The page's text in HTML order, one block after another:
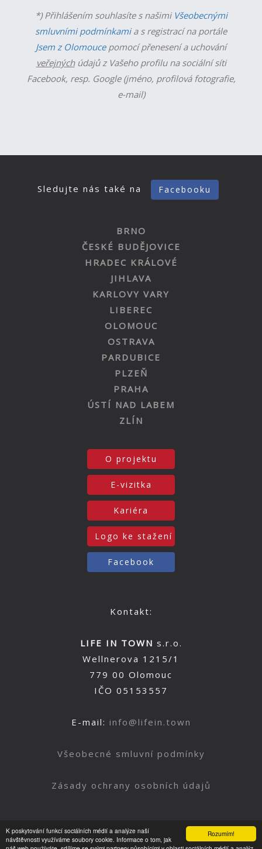
Rozumím!
K poskytování funkcí sociálních médií a analýze naší
návštěvnosti využíváme soubory cookie. Informace o tom, jak
*) Přihlášením souhlasíte s našimi Všeobecnými
smluvními podmínkamia s registrací na portále
Jsem z Olomoucepomocí přenesení a uchování
veřejnýchúdajů z Vašeho profilu na sociální síti
Facebook, resp. Google (jméno, profilová fotografie,
e-mail)
Sledujte nás také na Facebooku
BRNO
ČESKÉ BUDĚJOVICE
HRADEC KRÁLOVÉ
JIHLAVA
KARLOVY VARY
LIBEREC
OLOMOUC
OSTRAVA
PARDUBICE
PLZEŇ
PRAHA
ÚSTÍ NAD LABEM
ZLÍN
O projektu
E-vizitka
Kariéra
Logo ke stažení
Facebook
Kontakt:
LIFE IN TOWN s.r.o.
Wellnerova 1215/1
779 00 Olomouc
IČO 05153557
E-mail: info@lifein.town
Všeobecné smluvní podmínky
Zásady ochrany osobních údajů
Nahoru